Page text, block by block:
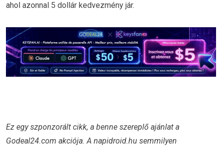
ahol azonnal 5 dollár kedvezmény jár.
Ez egy szponzorált cikk, a benne szereplő ajánlat a
Godeal24.com akciója. A napidroid.hu semmilyen